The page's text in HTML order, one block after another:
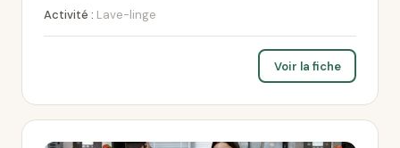
Activité : Lave-linge
Voir la fiche